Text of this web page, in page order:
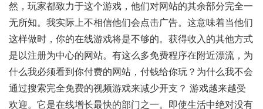
然，玩家都致力于这个游戏，他们对网站的其余部分完全一
无所知。我实际上不相信他们会点击广告。这意味着当他们
这样做时，你的在线游戏将是不够的。获得收入的其他方式
是以注册为中心的网站。有这么多免费程序在附近漂流，为
什么我必须看到你付费的网站，付钱给你玩？为什么我不会
通过搜索完全免费的视频游戏来减少开支？ 游戏越来越受
欢迎。它是在线增长最快的部门之一。即使生活中绝对没有